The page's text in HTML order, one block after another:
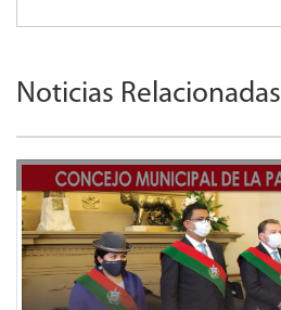
Noticias Relacionadas